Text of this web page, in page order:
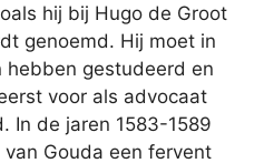
hij bij Hugo de Groot
genoemd. Hij moet in
gestudeerd en
voor als advocaat
In de jaren 1583-1589
Gouda een fervent